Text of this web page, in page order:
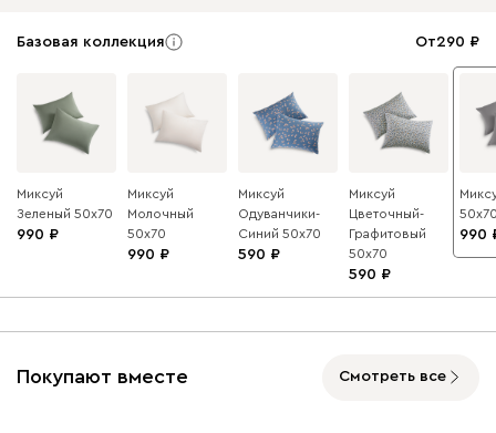
Базовая коллекция От290
Миксуй
Зеленый 50x70
990
Миксуй
Молочный
50x70
990
Миксуй
Одуванчики-
Синий 50x70
590
Миксуй
Цветочный-
Графитовый
50x70
590
990
Покупают вместе Смотреть все